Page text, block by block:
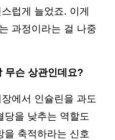
럽게 늘었죠. 이게
과정이라는 걸 나중
무슨 상관인데요?
에서 인슐린을 과도
당을 낮추는 역할도
을 축적하라는 신호